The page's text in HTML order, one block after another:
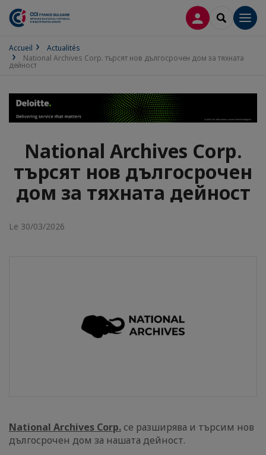
CONNEXION
Accueil
Actualités
National Archives Corp. търсят нов дългосрочен дом за тяхната
дейност
National Archives Corp.
търсят нов дългосрочен
дом за тяхната дейност
Le 30/03/2026
National Archives Corp.се разширява и търсим нов
дългосрочен дом за нашата дейност.